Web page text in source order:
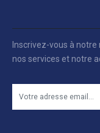
Inscrivez-vous à
nos services et notre